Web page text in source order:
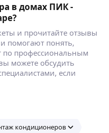
в домах ПИК -
и прочитайте отзывы
помогают понять,
по профессиональным
можете обсудить
если
кондиционеров